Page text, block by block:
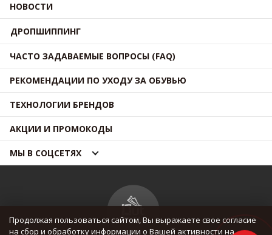
НОВОСТИ
ДРОПШИППИНГ
ЧАСТО ЗАДАВАЕМЫЕ ВОПРОСЫ (FAQ)
РЕКОМЕНДАЦИИ ПО УХОДУ ЗА ОБУВЬЮ
ТЕХНОЛОГИИ БРЕНДОВ
АКЦИИ И ПРОМОКОДЫ
МЫ В СОЦСЕТЯХ
Продолжая пользоваться сайтом, Вы выражаете свое согласие
на сбор и обработку информации о Вашей активности на